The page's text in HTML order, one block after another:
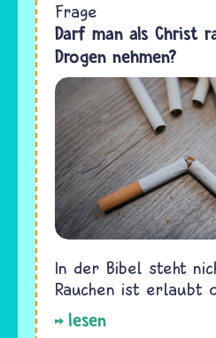
Frage
Darf man als Christ
Drogen nehmen?
In der Bibel steht
Rauchen ist erlaubt
lesen